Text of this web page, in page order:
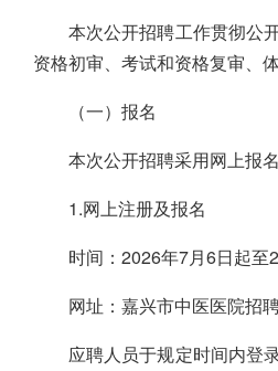
本次公开招聘工作贯彻公
资格初审、考试和资格复审、
（一）报名
本次公开招聘采用网上报
1.网上注册及报名
时间：2026年7月6日起至
网址：嘉兴市中医医院招
应聘人员于规定时间内登